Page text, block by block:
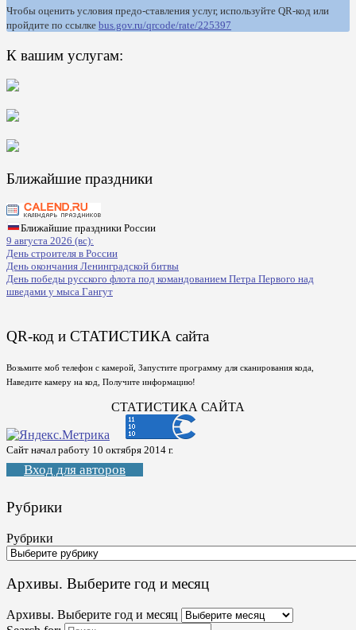
Чтобы оценить условия предо-ставления услуг, используйте QR-код или
пройдите по ссылке bus.gov.ru/qrcode/rate/225397
К вашим услугам:
Ближайшие праздники
Ближайшие праздники России
9 августа 2026 (вс):
День строителя в России
День окончания Ленинградской битвы
День победы русского флота под командованием Петра Первого над
шведами у мыса Гангут
QR-код и СТАТИСТИКА сайта
Возьмите моб телефон с камерой, Запустите программу для сканирования кода,
Наведите камеру на код, Получите информацию!
СТАТИСТИКА САЙТА
Сайт начал работу 10 октября 2014 г.
Вход для авторов
Рубрики
Рубрики
Архивы. Выберите год и месяц
Архивы. Выберите год и месяц